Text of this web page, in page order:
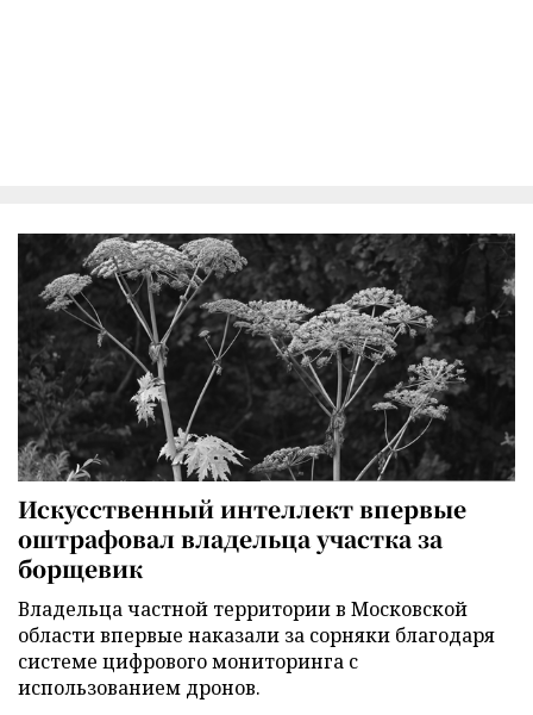
Искусственный интеллект впервые
оштрафовал владельца участка за
борщевик
Владельца частной территории в Московской
области впервые наказали за сорняки благодаря
системе цифрового мониторинга с
использованием дронов.